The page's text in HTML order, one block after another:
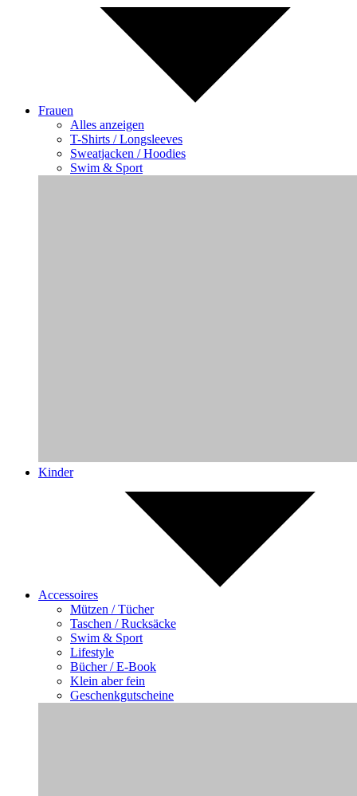
Frauen
Alles anzeigen
T-Shirts / Longsleeves
Sweatjacken / Hoodies
Swim & Sport
Kinder
Accessoires
Mützen / Tücher
Taschen / Rucksäcke
Swim & Sport
Lifestyle
Bücher / E-Book
Klein aber fein
Geschenkgutscheine